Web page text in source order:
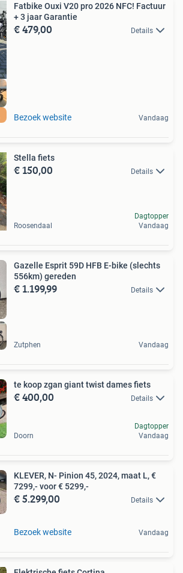
Fatbike Ouxi V20 pro 2026 NFC! Factuur
+ 3 jaar Garantie
€ 479,00 Details
Bezoek website Vandaag
Stella fiets
€ 150,00 Details
Roosendaal
Dagtopper
Vandaag
Gazelle Esprit 59D HFB E-bike (slechts
556km) gereden
€ 1.199,99 Details
Zutphen Vandaag
te koop zgan giant twist dames fiets
€ 400,00 Details
Doorn
Dagtopper
Vandaag
KLEVER, N- Pinion 45, 2024, maat L, €
7299,- voor € 5299,-
€ 5.299,00 Details
Bezoek website Vandaag